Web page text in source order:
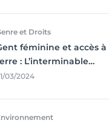
et Droits
féminine et accès à
: L’interminable
des droits
03/2024